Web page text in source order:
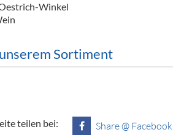
Winkel
Sortiment
teilen bei: Share @ Facebook